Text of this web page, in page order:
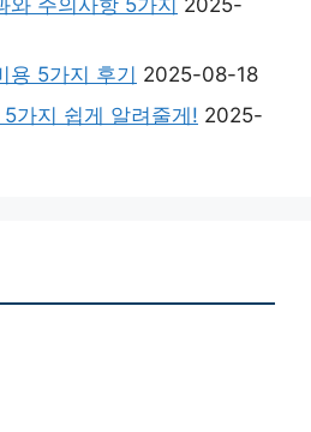
용 5가지 후기 2025-08-18
가지 쉽게 알려줄게! 2025-